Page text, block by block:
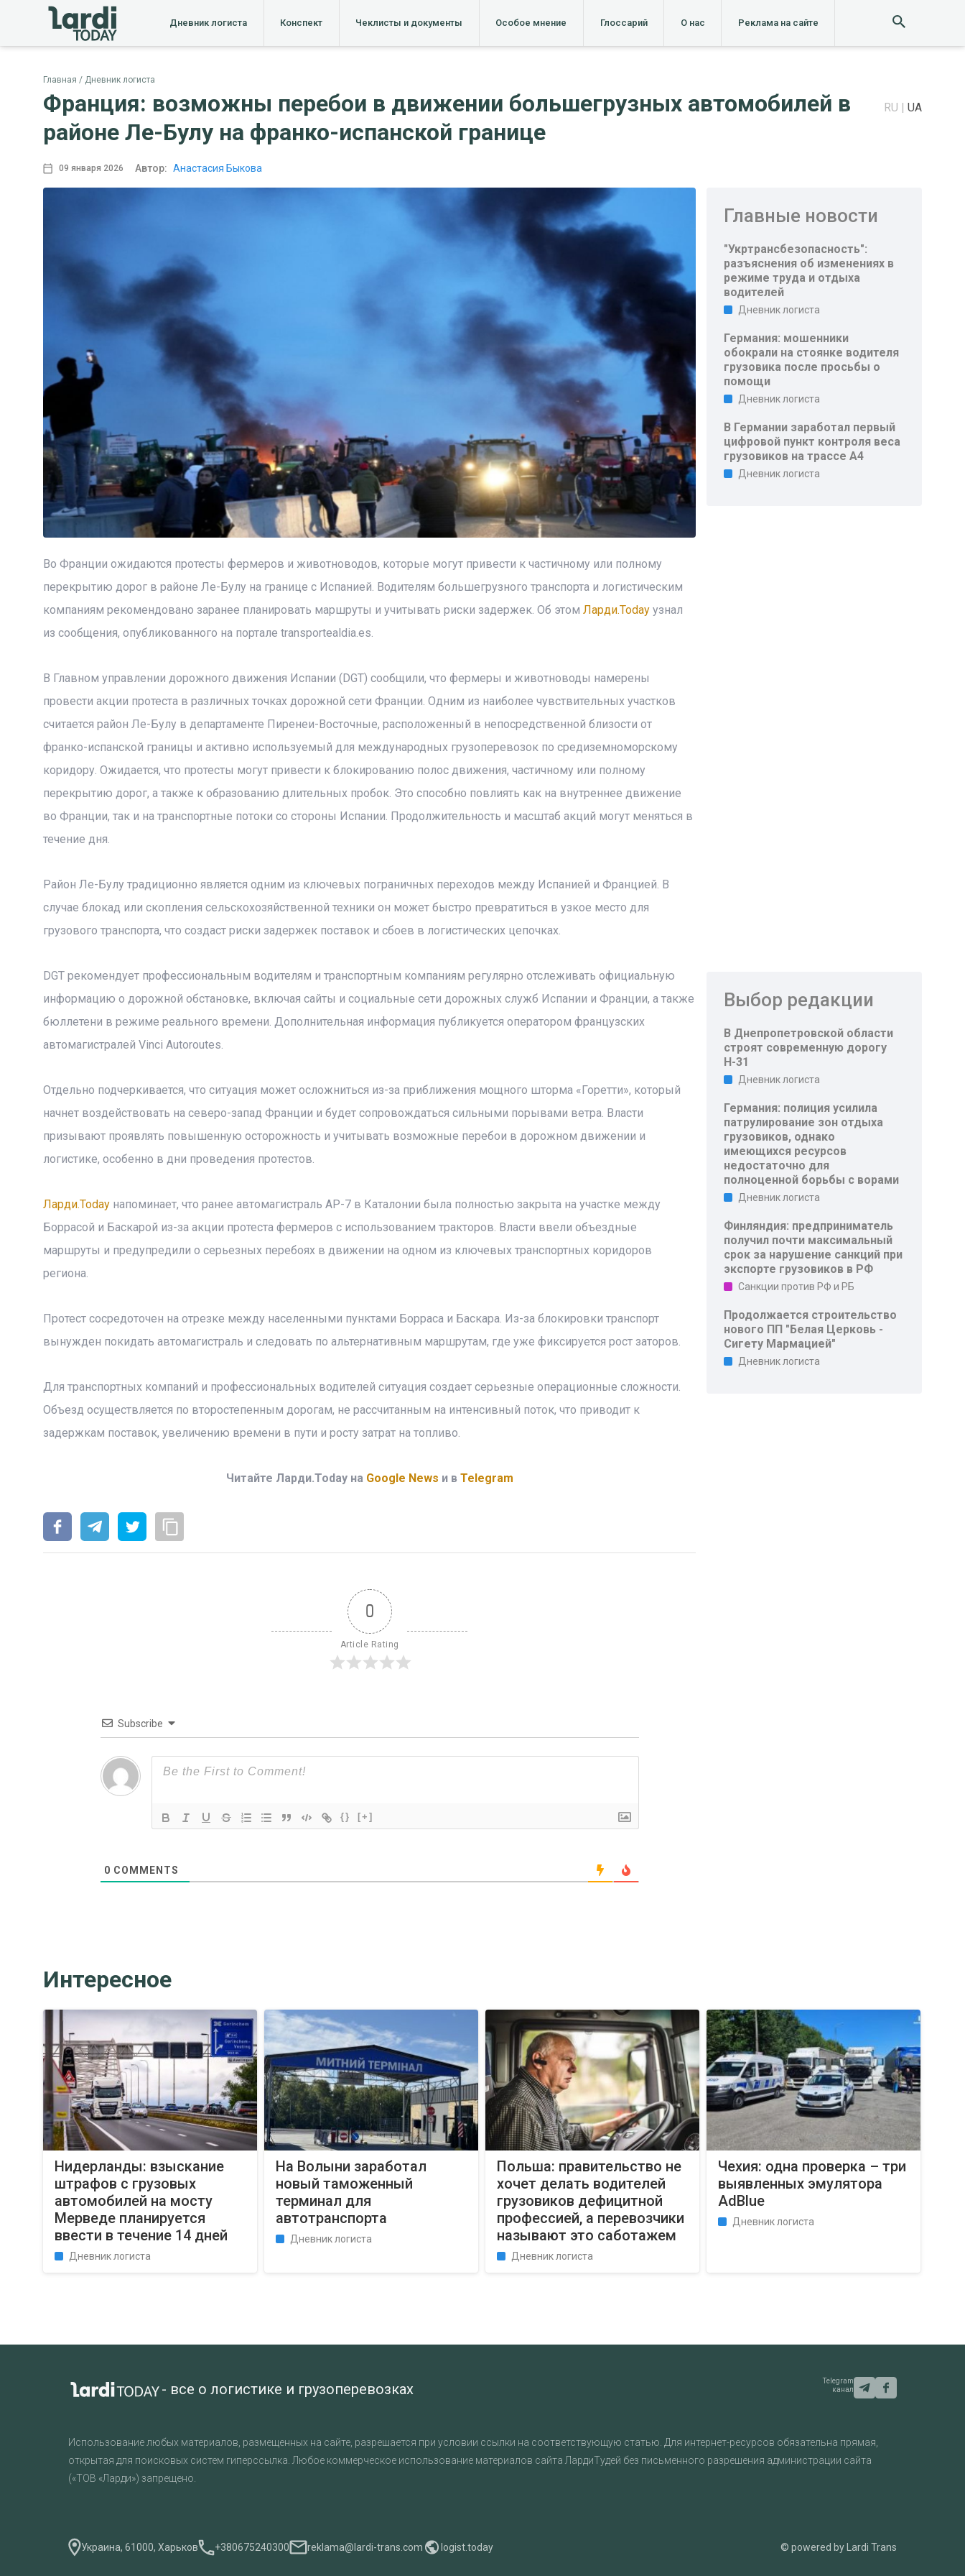
Дневник логиста Конспект Чеклисты и документы Особое мнение Глоссарий О нас Реклама на сайте
Главная Дневник логиста
Франция: возможны перебои в движении большегрузных автомобилей в
районе Ле-Булу на франко-испанской границе
RU UA
09 января 2026 Автор: Анастасия Быкова
Во Франции ожидаются протесты фермеров и животноводов, которые могут привести к частичному или полному
перекрытию дорог в районе Ле-Булу на границе с Испанией. Водителям большегрузного транспорта и логистическим
компаниям рекомендовано заранее планировать маршруты и учитывать риски задержек. Об этом Ларди.Todayузнал
из сообщения, опубликованного на портале transportealdia.es.
В Главном управлении дорожного движения Испании (DGT) сообщили, что фермеры и животноводы намерены
провести акции протеста в различных точках дорожной сети Франции. Одним из наиболее чувствительных участков
считается район Ле-Булу в департаменте Пиренеи-Восточные, расположенный в непосредственной близости от
франко-испанской границы и активно используемый для международных грузоперевозок по средиземноморскому
коридору. Ожидается, что протесты могут привести к блокированию полос движения, частичному или полному
перекрытию дорог, а также к образованию длительных пробок. Это способно повлиять как на внутреннее движение
во Франции, так и на транспортные потоки со стороны Испании. Продолжительность и масштаб акций могут меняться в
течение дня.
Район Ле-Булу традиционно является одним из ключевых пограничных переходов между Испанией и Францией. В
случае блокад или скопления сельскохозяйственной техники он может быстро превратиться в узкое место для
грузового транспорта, что создаст риски задержек поставок и сбоев в логистических цепочках.
DGT рекомендует профессиональным водителям и транспортным компаниям регулярно отслеживать официальную
информацию о дорожной обстановке, включая сайты и социальные сети дорожных служб Испании и Франции, а также
бюллетени в режиме реального времени. Дополнительная информация публикуется оператором французских
автомагистралей Vinci Autoroutes.
Отдельно подчеркивается, что ситуация может осложниться из-за приближения мощного шторма «Горетти», который
начнет воздействовать на северо-запад Франции и будет сопровождаться сильными порывами ветра. Власти
призывают проявлять повышенную осторожность и учитывать возможные перебои в дорожном движении и
логистике, особенно в дни проведения протестов.
Ларди.Todayнапоминает, что ранее автомагистраль AP-7 в Каталонии была полностью закрыта на участке между
Боррасой и Баскарой из-за акции протеста фермеров с использованием тракторов. Власти ввели объездные
маршруты и предупредили о серьезных перебоях в движении на одном из ключевых транспортных коридоров
региона.
Протест сосредоточен на отрезке между населенными пунктами Борраса и Баскара. Из-за блокировки транспорт
вынужден покидать автомагистраль и следовать по альтернативным маршрутам, где уже фиксируется рост заторов.
Для транспортных компаний и профессиональных водителей ситуация создает серьезные операционные сложности.
Объезд осуществляется по второстепенным дорогам, не рассчитанным на интенсивный поток, что приводит к
задержкам поставок, увеличению времени в пути и росту затрат на топливо.
Читайте Ларди.Today на Google News и в Telegram
0
Article Rating
Subscribe
{} [+]
0 COMMENTS
Главные новости
"Укртрансбезопасность":
разъяснения об изменениях в
режиме труда и отдыха
водителей
Дневник логиста
Германия: мошенники
обокрали на стоянке водителя
грузовика после просьбы о
помощи
Дневник логиста
В Германии заработал первый
цифровой пункт контроля веса
грузовиков на трассе A4
Дневник логиста
Выбор редакции
В Днепропетровской области
строят современную дорогу
Н-31
Дневник логиста
Германия: полиция усилила
патрулирование зон отдыха
грузовиков, однако
имеющихся ресурсов
недостаточно для
полноценной борьбы с ворами
Дневник логиста
Финляндия: предприниматель
получил почти максимальный
срок за нарушение санкций при
экспорте грузовиков в РФ
Санкции против РФ и РБ
Продолжается строительство
нового ПП "Белая Церковь -
Сигету Мармацией"
Дневник логиста
Интересное
Нидерланды: взыскание
штрафов с грузовых
автомобилей на мосту
Мерведе планируется
ввести в течение 14 дней
Дневник логиста
На Волыни заработал
новый таможенный
терминал для
автотранспорта
Дневник логиста
Польша: правительство не
хочет делать водителей
грузовиков дефицитной
профессией, а перевозчики
называют это саботажем
Дневник логиста
Чехия: одна проверка – три
выявленных эмулятора
AdBlue
Дневник логиста
- все о логистике и грузоперевозках
Telegram
канал
Использование любых материалов, размещенных на сайте, разрешается при условии ссылки на соответствующую статью. Для интернет-ресурсов обязательна прямая,
открытая для поисковых систем гиперссылка. Любое коммерческое использование материалов сайта ЛардиТудей без письменного разрешения администрации сайта
(«ТОВ «Ларди») запрещено.
Украина, 61000, Харьков +380675240300 reklama@lardi-trans.com logist.today © powered by Lardi Trans